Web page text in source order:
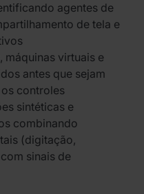
agentes de
de tela e
máquinas virtuais e
antes que sejam
controles
sintéticas e
combinando
(digitação,
sinais de